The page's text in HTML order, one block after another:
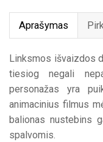
Aprašymas
Linksmos išvaizdos
tiesiog negali
personažas yra
animacinius filmus
balionas nustebins
spalvomis.